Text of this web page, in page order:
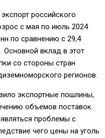
российского
с мая по июль 2024
по сравнению с 29,4
Основной вклад в этот
со стороны стран
регионов.
экспортные пошлины,
объемов поставок.
проблемы с
чего цены на уголь